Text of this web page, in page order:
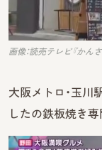
画像：読売テレビ『かん
大阪メトロ・玉川
したの鉄板焼き専門